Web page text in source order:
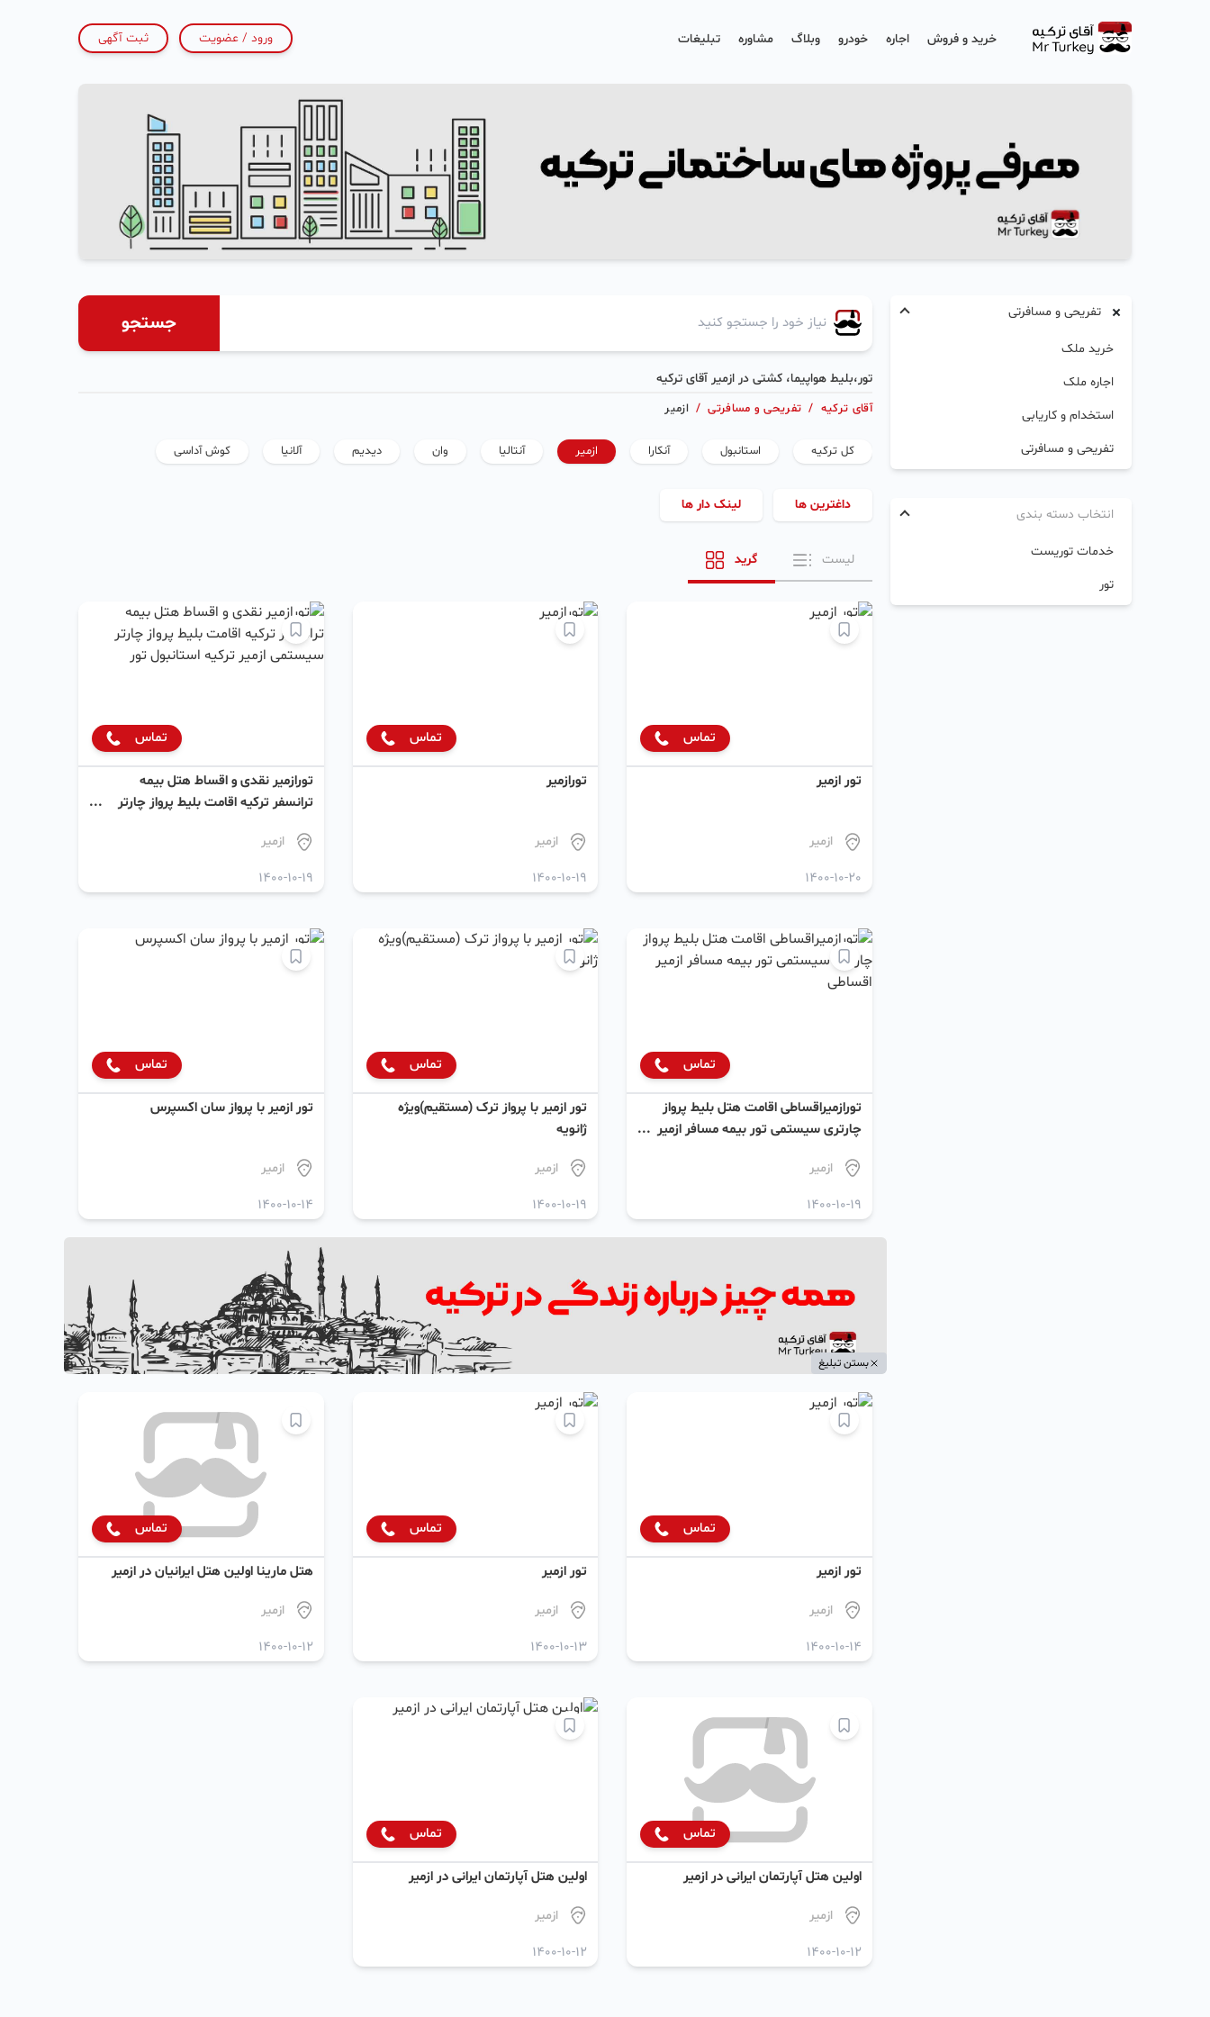
خرید و فروش اجاره خودرو وبلاگ مشاوره تبلیغات ورود / عضویت ثبت آگهی
تفریحی و مسافرتی
خرید ملک
اجاره ملک
استخدام و کاریابی
تفریحی و مسافرتی
انتخاب دسته بندی
خدمات توریست
تور
جستجو
تور،بلیط هواپیما، کشتی در ازمیر آقای ترکیه
آقای ترکیه / تفریحی و مسافرتی / ازمیر
کل ترکیه استانبول آنکارا ازمیر آنتالیا وان دیدیم آلانیا کوش آداسی
داغترین ها لینک دار ها
لیست گرید
تماس
تور ازمیر
ازمیر
1400-10-20
تماس
تورازمیر
ازمیر
1400-10-19
تماس
تورازمیر نقدی و اقساط هتل بیمه
ترانسفر ترکیه اقامت بلیط پرواز چارتر
ازمیر
1400-10-19
تماس
تورازمیراقساطی اقامت هتل بلیط پرواز
چارتری سیستمی تور بیمه مسافر ازمیر
ازمیر
1400-10-19
تماس
تور ازمیر با پرواز ترک (مستقیم)ویژه
ژانویه
ازمیر
1400-10-19
تماس
تور ازمیر با پرواز سان اکسپرس
ازمیر
1400-10-14
بستن تبلیغ
تماس
تور ازمیر
ازمیر
1400-10-14
تماس
تور ازمیر
ازمیر
1400-10-13
تماس
هتل مارینا اولین هتل ایرانیان در ازمیر
ازمیر
1400-10-12
تماس
اولین هتل آپارتمان ایرانی در ازمیر
ازمیر
1400-10-12
تماس
اولین هتل آپارتمان ایرانی در ازمیر
ازمیر
1400-10-12